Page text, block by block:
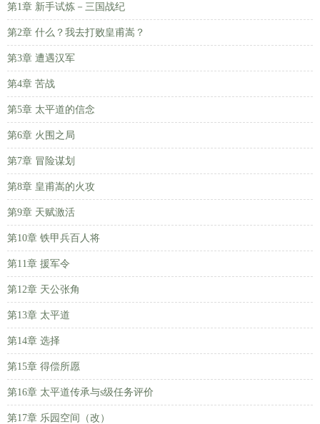
第1章 新手试炼－三国战纪
第2章 什么？我去打败皇甫嵩？
第3章 遭遇汉军
第4章 苦战
第5章 太平道的信念
第6章 火围之局
第7章 冒险谋划
第8章 皇甫嵩的火攻
第9章 天赋激活
第10章 铁甲兵百人将
第11章 援军令
第12章 天公张角
第13章 太平道
第14章 选择
第15章 得偿所愿
第16章 太平道传承与s级任务评价
第17章 乐园空间（改）